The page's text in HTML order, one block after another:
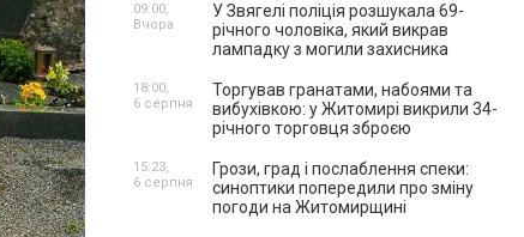
У Звягелі поліція розшукала 69-
річного чоловіка, який викрав
лампадку з могили захисника
09:00,
Вчора
Торгував гранатами, набоями та
вибухівкою: у Житомирі викрили 34-
річного торговця зброєю
18:00,
6 серпня
Грози, град і послаблення спеки:
синоптики попередили про зміну
погоди на Житомирщині
15:23,
6 серпня